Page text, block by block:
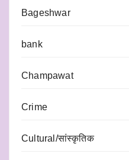
Bageshwar
bank
Champawat
Crime
Cultural/सांस्कृतिक